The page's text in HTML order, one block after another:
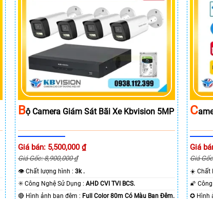
BỘ Camera Giám Sát Bãi Xe Kbvision 5MP
Giá bán: 5,500,000 ₫
Giá Gốc: 8,900,000 ₫
👁 Chất lượng hình : 3k .
✳️ Công Nghệ Sử Dụng : AHD CVI TVI BCS.
🔴 Hình ảnh ban đêm : Full Color 80m Có Màu Ban Ðêm.
C
Giá
Giá
☀️